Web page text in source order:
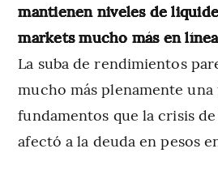
mantienen niveles de
markets mucho más en
La suba de rendimientos
mucho más plenamente
fundamentos que la crisis
afectó a la deuda en pesos